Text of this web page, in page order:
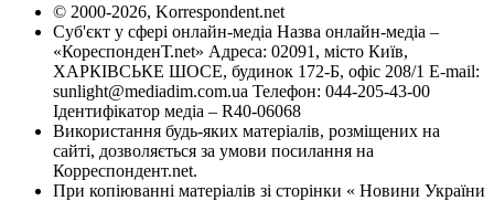
© 2000-2026, Korrespondent.net
Суб'єкт у сфері онлайн-медіа Назва онлайн-медіа –
«КореспонденТ.net» Адреса: 02091, місто Київ,
ХАРКІВСЬКЕ ШОСЕ, будинок 172-Б, офіс 208/1 E-mail:
sunlight@mediadim.com.ua Телефон: 044-205-43-00
Ідентифікатор медіа – R40-06068
Використання будь-яких матеріалів, розміщених на
сайті, дозволяється за умови посилання на
Корреспондент.net.
При копіюванні матеріалів зі сторінки « Новини України